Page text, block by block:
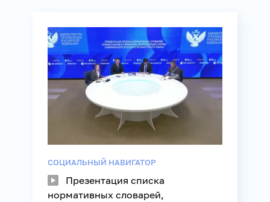
СОЦИАЛЬНЫЙ НАВИГАТОР
Презентация списка
нормативных словарей,